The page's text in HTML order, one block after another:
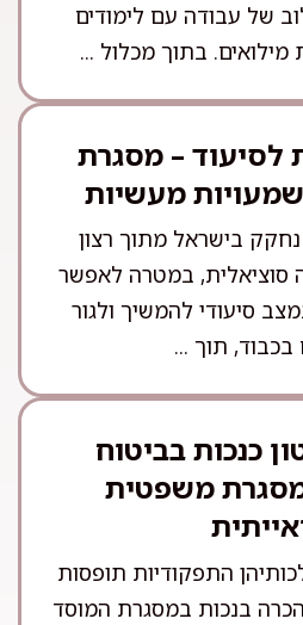
של עבודה עם לימודים
מילואים. בתוך מכלול ...
לסיעוד – מסגרת
מעשיות
בישראל מתוך רצון
סוציאלית, במטרה לאפשר
סיעודי להמשיך ולגור
תוך ...
כנכות בביטוח
משפטית
התפקודיות תופסות
בנכות במסגרת המוסד